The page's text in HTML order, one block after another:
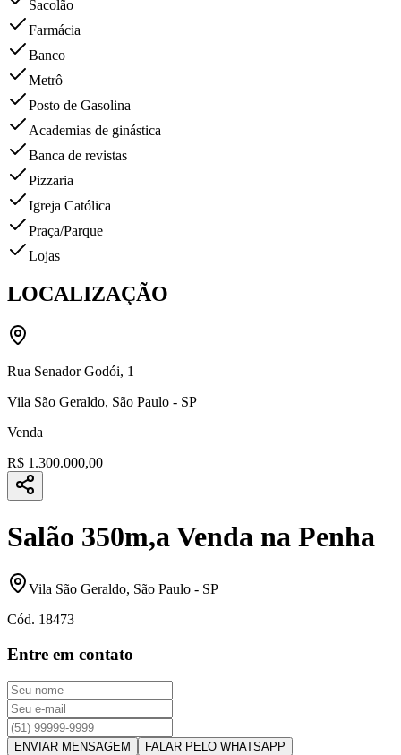
Sacolão
Farmácia
Banco
Metrô
Posto de Gasolina
Academias de ginástica
Banca de revistas
Pizzaria
Igreja Católica
Praça/Parque
Lojas
LOCALIZAÇÃO
Rua Senador Godói, 1
Vila São Geraldo, São Paulo - SP
Venda
R$ 1.300.000,00
Salão 350m,a Venda na Penha
Vila São Geraldo, São Paulo - SP
Cód. 18473
Entre em contato
ENVIAR MENSAGEM FALAR PELO WHATSAPP